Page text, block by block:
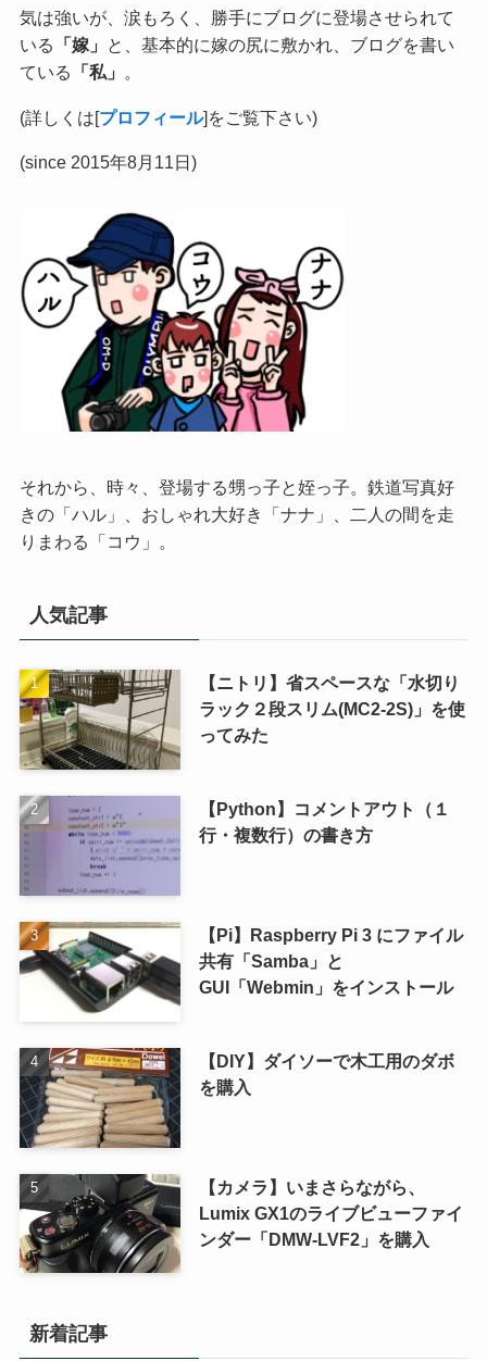
気は強いが、涙もろく、勝手にブログに登場させられて
いる
「嫁」
と、基本的に嫁の尻に敷かれ、ブログを書い
ている
「私」 。
(詳しくは[プロフィール]をご覧下さい)
(since 2015年8月11日)
それから、時々、登場する甥っ子と姪っ子。鉄道写真好
きの「ハル」、おしゃれ大好き「ナナ」、二人の間を走
りまわる「コウ」。
人気記事
【ニトリ】省スペースな「水切り
ラック２段スリム(MC2-2S)」を使
ってみた
【Python】コメントアウト（１
行・複数行）の書き方
【Pi】Raspberry Pi 3 にファイル
共有「Samba」と
GUI「Webmin」をインストール
【DIY】ダイソーで木工用のダボ
を購入
【カメラ】いまさらながら、
Lumix GX1のライブビューファイ
ンダー「DMW-LVF2」を購入
新着記事